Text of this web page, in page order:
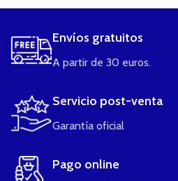
Envíos gratuitos
A partir de 30 euros.
Servicio post-venta
Garantía oficial
Pago online